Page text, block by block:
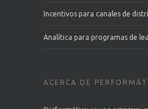
Incentivos para canales de
Analítica para programas de
ACERCA DE